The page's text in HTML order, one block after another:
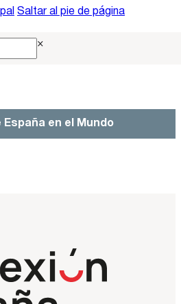
Saltar al pie de página
×
España en el Mundo